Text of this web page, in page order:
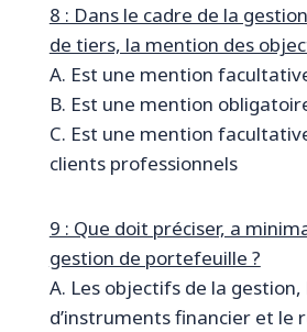
8 : Dans le cadre de la
de tiers, la mention des
A. Est une mention
B. Est une mention
C. Est une mention
clients professionnels
9 : Que doit préciser, a
gestion de portefeuille ?
A. Les objectifs de la
d’instruments financier et le